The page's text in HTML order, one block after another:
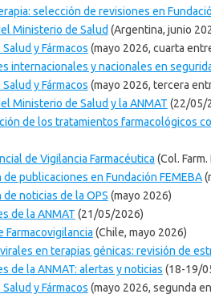
selección de revisiones en
Ministerio de Salud (Argentina, junio
y Fármacos (mayo 2026, cuarta
internacionales y nacionales en
y Fármacos (mayo 2026, tercera
Ministerio de Salud y la ANMAT (22/05/
de los tratamientos farmacológicos
de Vigilancia Farmacéutica (Col.
de publicaciones en Fundación FEMEBA
noticias de la OPS (mayo 2026)
de la ANMAT (21/05/2026)
Farmacovigilancia (Chile, mayo 2026)
en terapias génicas: revisión de
de la ANMAT: alertas y noticias (18-19/
y Fármacos (mayo 2026, segunda